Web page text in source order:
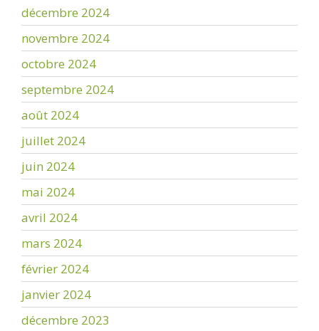
décembre 2024
novembre 2024
octobre 2024
septembre 2024
août 2024
juillet 2024
juin 2024
mai 2024
avril 2024
mars 2024
février 2024
janvier 2024
décembre 2023